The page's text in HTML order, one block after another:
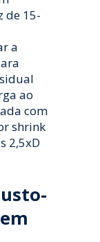
de 15-
a
ao
com
shrink
2,5xD